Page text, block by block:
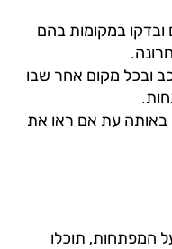
במקומות בהם
מקום אחר שבו
עת אם ראו את
תוכלו